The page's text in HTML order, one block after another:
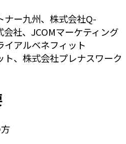
ナー九州、株式会社Q-
社、JCOMマーケティング
アルベネフィット
、株式会社プレナスワーク